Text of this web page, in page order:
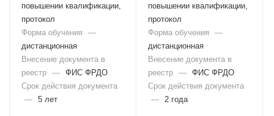
веществ и патогенных
биологических агентов
повышении квалификации,
протокол
Форма обучения
—
дистанционная
Внесение документа в
реестр — ФИС ФРДО
Срок действия документа
— 5 лет
повышении квалификации,
протокол
Форма обучения
—
дистанционная
Внесение документа в
реестр — ФИС ФРДО
Срок действия документа
— 2 года